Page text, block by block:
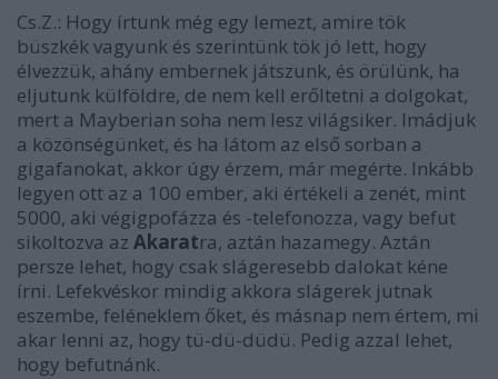
Cs.Z.: Hogy írtunk még egy lemezt, amire tök
büszkék vagyunk és szerintünk tök jó lett, hogy
élvezzük, ahány embernek játszunk, és örülünk, ha
eljutunk külföldre, de nem kell erőltetni a dolgokat,
mert a Mayberian soha nem lesz világsiker. Imádjuk
a közönségünket, és ha látom az első sorban a
gigafanokat, akkor úgy érzem, már megérte. Inkább
legyen ott az a 100 ember, aki értékeli a zenét, mint
5000, aki végigpofázza és -telefonozza, vagy befut
sikoltozva az Akaratra, aztán hazamegy. Aztán
persze lehet, hogy csak slágeresebb dalokat kéne
írni. Lefekvéskor mindig akkora slágerek jutnak
eszembe, feléneklem őket, és másnap nem értem, mi
akar lenni az, hogy tü-dü-düdü. Pedig azzal lehet,
hogy befutnánk.